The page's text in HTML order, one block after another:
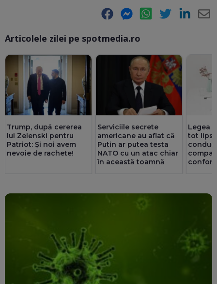
Facebook Messenger WhatsApp Twitter LinkedIn
Articolele zilei pe spotmedia.ro
Trump, după cererea
lui Zelenski pentru
Patriot: Și noi avem
nevoie de rachete!
Serviciile secrete
americane au aflat că
Putin ar putea testa
NATO cu un atac chiar
în această toamnă
Legea
tot